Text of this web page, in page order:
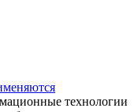
технологии